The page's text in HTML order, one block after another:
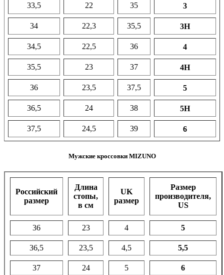
33,5 22 35 3
34 22,3 35,5 3Н
34,5 22,5 36 4
35,5 23 37 4Н
36 23,5 37,5 5
36,5 24 38 5H
37,5 24,5 39 6
Мужские кроссовки MIZUNO
Российский
размер
Длина
стопы,
в см
UK
размер
Размер
производителя,
US
36 23 4 5
36,5 23,5 4,5 5,5
37 24 5 6